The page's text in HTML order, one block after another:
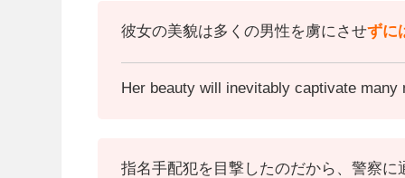
彼女の美貌は多くの男性を虜にさせずに
Her beauty will inevitably captivate many
指名手配犯を目撃したのだから、警察に